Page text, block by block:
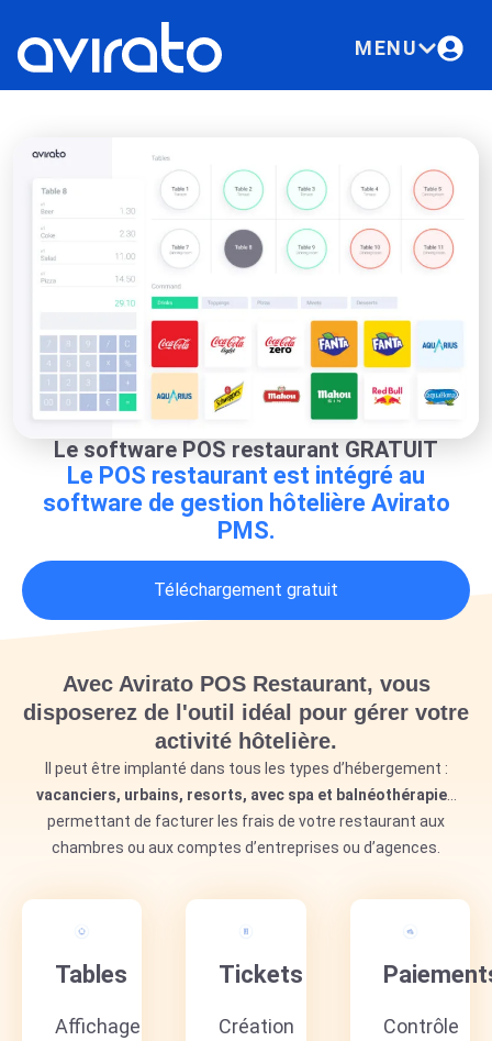
MENU
Le software POS restaurant GRATUIT
Le POS restaurant est intégré au
software de gestion hôtelière Avirato
PMS.
Téléchargement gratuit
Avec Avirato POS Restaurant, vous
disposerez de l'outil idéal pour gérer votre
activité hôtelière.
Il peut être implanté dans tous les types d’hébergement :
vacanciers, urbains, resorts, avec spa et balnéothérapie…
permettant de facturer les frais de votre restaurant aux
chambres ou aux comptes d’entreprises ou d’agences.
Tables
Affichage
Tickets
Création
Contrôle